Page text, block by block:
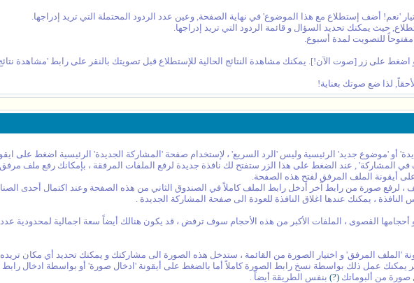
'نعم! أضف إستطلاع مع هذا الموضوع' في نهاية الصفحة, وعين عدد الردود المحتملة التي تريد إدراجها.
حيث يمكنك تحديد السؤال و قائمة الردود التي تريد إدراجها.
مفتوحاً للتصويت لمدة أسبوع.
على زر [صوت الآن!]. يمكنك مشاهدة النتائج الحالية للإستطلاع قبل تصويتك بالنقر على رابط 'مشاهدة
لذا ضع صوتك بعناية!
أو 'موضوع جديد' الرئيسية وليس 'الرد السريع' ، لإستخدام صفحة 'المشاركة الجديدة' الرئيسية اضغط على
, عند الضغط على هذا الزر ستفتح لك نافذة جديدة لرفع الملفات المرفقة ، بإمكانك رفع ملف
أيقونة الملف المرفق لفتح هذه الصفحة.
صورة من رابط آخر أدخل رابط الملف كاملاً في الصندوق الثاني من هذه الصفحة وعند اكتمال أحدى
، يمكنك عندها اغلاق النافذة للعودة الى صفحة المشاركة الجديدة .
القصوى ، الملفات الأكبر من هذه الأحجام سوف ترفض ، قد يكون هنالك أيضاً سعة اجمالية لمحدودية عدد
المرفق' و اختيار الصورة من القائمة ، ستدخل هذه الصورة الى مشاركتك و يمكنك تحديد أي مكان
صورة من ألبوماتك (?) بنفس الطريقة أيضاً .